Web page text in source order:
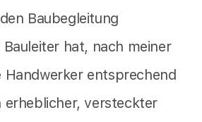
Baubegleitung
hat, nach meiner
Handwerker entsprechend
erheblicher, versteckter